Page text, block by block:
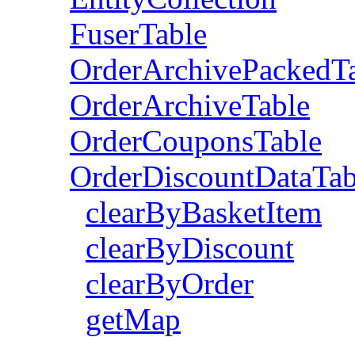
FuserTable
OrderArchiveTable
OrderCouponsTable
clearByBasketItem
clearByDiscount
clearByOrder
getMap